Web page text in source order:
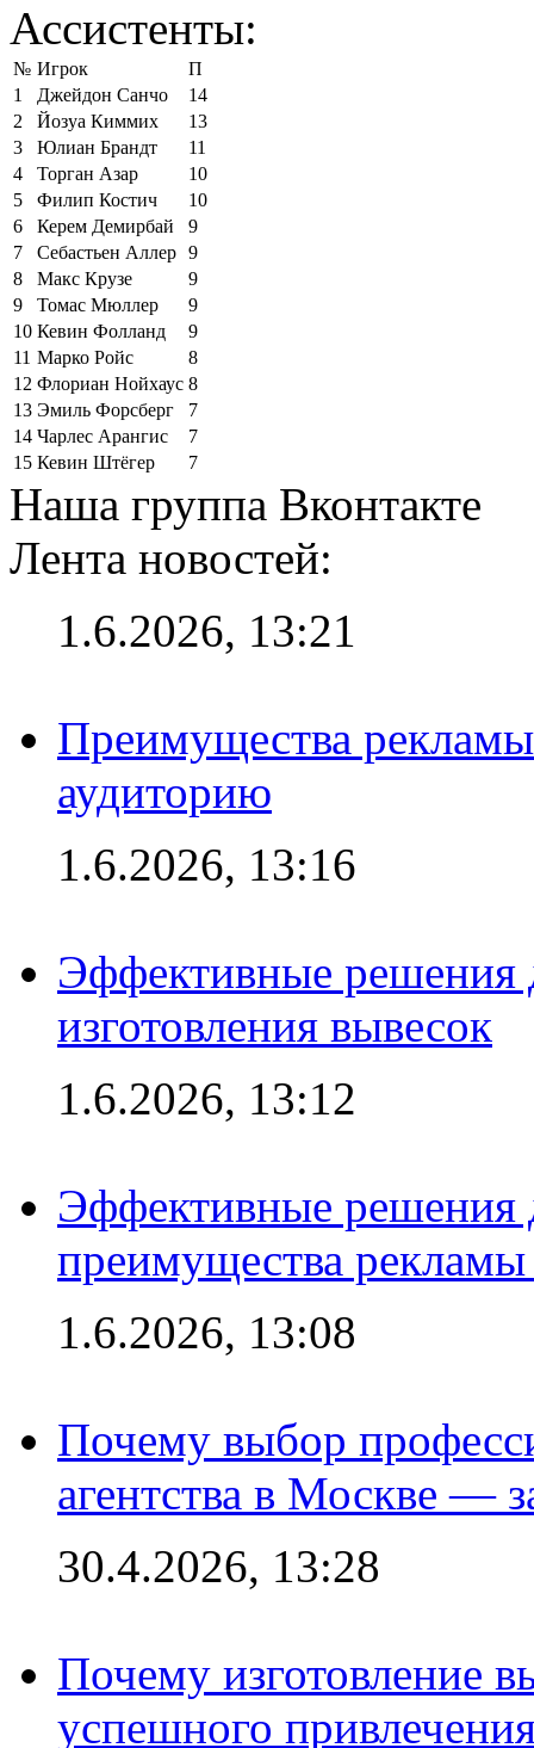
Ассистенты:
№ Игрок
П
1
Джейдон Санчо
14
2
Йозуа Киммих
13
3
Юлиан Брандт
11
4
Торган Азар
10
5
Филип Костич
10
6
Керем Демирбай
9
7
Себастьен Аллер 9
8
Макс Крузе
9
9
Томас Мюллер
9
10 Кевин Фолланд
9
11 Марко Ройс
8
12 Флориан Нойхаус 8
13 Эмиль Форсберг
7
14 Чарлес Арангис
7
15 Кевин Штёгер 7
Наша группа Вконтакте
Лента новостей:
1.6.2026, 13:21
Преимущества
аудиторию
1.6.2026, 13:16
Эффективные решения
изготовления вывесок
1.6.2026, 13:12
Эффективные решения
преимущества рекламы
1.6.2026, 13:08
Почему выбор
агентства в Москве —
30.4.2026, 13:28
Почему изготовление
успешного